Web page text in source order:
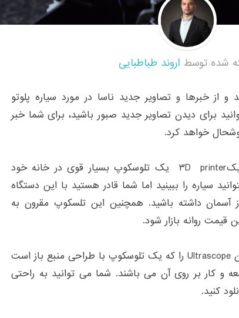
شده توسط اروند طباطبایی
و از خبرها و تصاویر جدید ناسا در مورد سیاره پلوتو
برای دیدن تصاویر جدید صبور باشید، برای شما خبر
خواهد کرد.
شما می توانید با استفاده از یک۳D printer یک تلوسکوپ بسیار قوی در خانه خود
سیاره را ببینید اما شما قادر هستید با این دستگاه
آسمان داشته باشید. همچنین این تلسکوپ مقرون به
روانه بازار شود.
در سازمان فضایی مستقر در لندن Ultrascope را که یک تلوسکوپ با طراحی منبع باز است
و کار بر روی آن می باشند. شما می توانید به راحتی
کنید.